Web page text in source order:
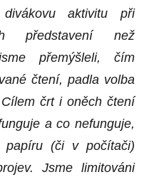
divákovu aktivitu při
představení než
přemýšleli, čím
čtení, padla volba
črt i oněch čtení
a co nefunguje,
(či v počítači)
Jsme limitováni